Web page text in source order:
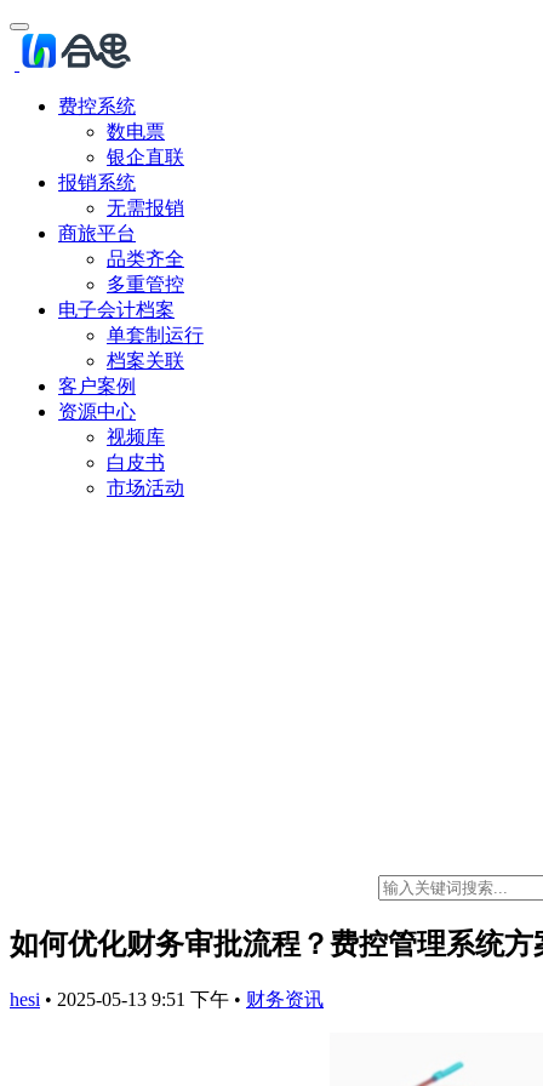
费控系统
数电票
银企直联
报销系统
无需报销
商旅平台
品类齐全
多重管控
电子会计档案
单套制运行
档案关联
客户案例
资源中心
视频库
白皮书
市场活动
如何优化财务审批流程？费控管理系统
hesi • 2025-05-13 9:51 下午 • 财务资讯